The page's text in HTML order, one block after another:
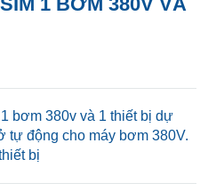
bơm 380v và 1 thiết bị dự
tự động cho máy bơm 380V.
bị